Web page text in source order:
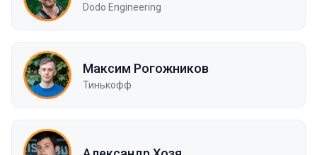
Dodo Engineering
Максим Рогожников
Тинькофф